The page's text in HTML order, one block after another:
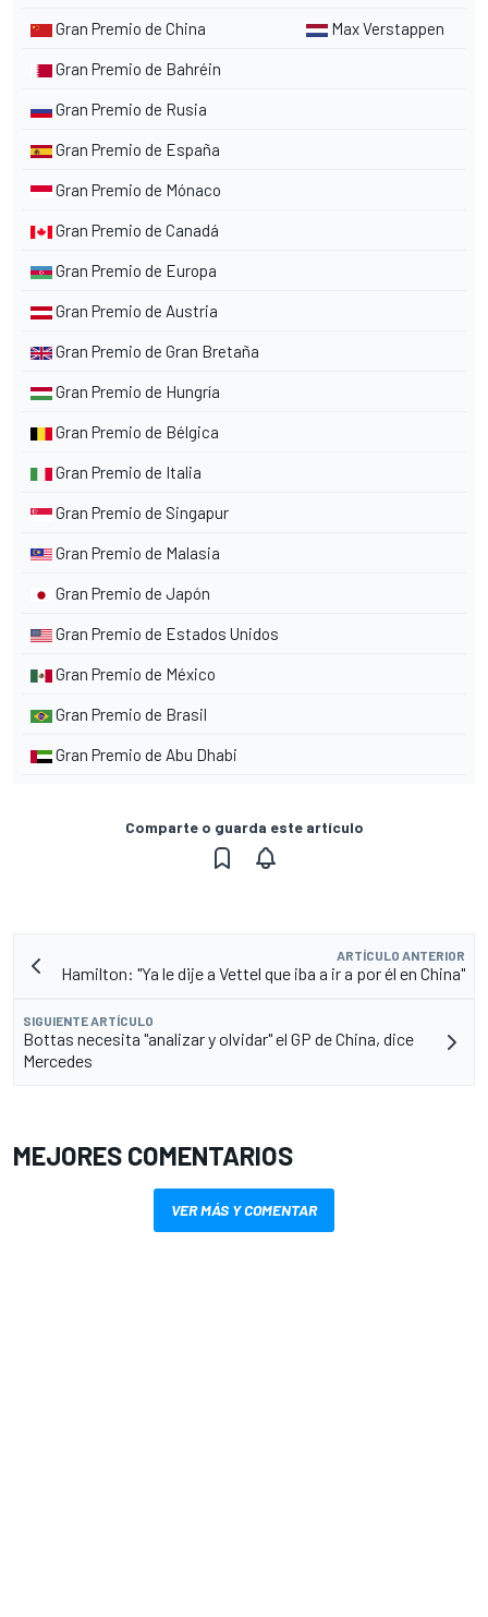
Gran Premio de China Max Verstappen
Gran Premio de Bahréin
Gran Premio de Rusia
Gran Premio de España
Gran Premio de Mónaco
Gran Premio de Canadá
Gran Premio de Europa
Gran Premio de Austria
Gran Premio de Gran Bretaña
Gran Premio de Hungría
Gran Premio de Bélgica
Gran Premio de Italia
Gran Premio de Singapur
Gran Premio de Malasia
Gran Premio de Japón
Gran Premio de Estados Unidos
Gran Premio de México
Gran Premio de Brasil
Gran Premio de Abu Dhabi
Comparte o guarda este artículo
ARTÍCULO ANTERIOR
Hamilton: "Ya le dije a Vettel que iba a ir a por él en China"
SIGUIENTE ARTÍCULO
Bottas necesita "analizar y olvidar" el GP de China, dice
Mercedes
MEJORES COMENTARIOS
VER MÁS Y COMENTAR